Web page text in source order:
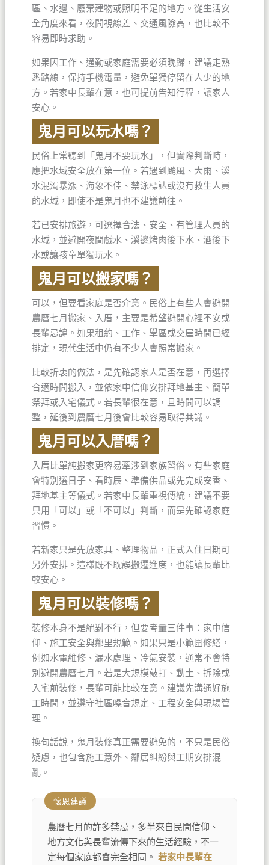
區、水邊、廢棄建物或照明不足的地方。從生活安
全角度來看，夜間視線差、交通風險高，也比較不
容易即時求助。
如果因工作、通勤或家庭需要必須晚歸，建議走熟
悉路線，保持手機電量，避免單獨停留在人少的地
方。若家中長輩在意，也可提前告知行程，讓家人
安心。
鬼月可以玩水嗎？
民俗上常聽到「鬼月不要玩水」，但實際判斷時，
應把水域安全放在第一位。若遇到颱風、大雨、溪
水混濁暴漲、海象不佳、禁泳標誌或沒有救生人員
的水域，即使不是鬼月也不建議前往。
若已安排旅遊，可選擇合法、安全、有管理人員的
水域，並避開夜間戲水、溪邊烤肉後下水、酒後下
水或讓孩童單獨玩水。
鬼月可以搬家嗎？
可以，但要看家庭是否介意。民俗上有些人會避開
農曆七月搬家、入厝，主要是希望避開心裡不安或
長輩忌諱。如果租約、工作、學區或交屋時間已經
排定，現代生活中仍有不少人會照常搬家。
比較折衷的做法，是先確認家人是否在意，再選擇
合適時間搬入，並依家中信仰安排拜地基主、簡單
祭拜或入宅儀式。若長輩很在意，且時間可以調
整，延後到農曆七月後會比較容易取得共識。
鬼月可以入厝嗎？
入厝比單純搬家更容易牽涉到家族習俗。有些家庭
會特別選日子、看時辰、準備供品或先完成安香、
拜地基主等儀式。若家中長輩重視傳統，建議不要
只用「可以」或「不可以」判斷，而是先確認家庭
習慣。
若新家只是先放家具、整理物品，正式入住日期可
另外安排。這樣既不耽誤搬遷進度，也能讓長輩比
較安心。
鬼月可以裝修嗎？
裝修本身不是絕對不行，但要考量三件事：家中信
仰、施工安全與鄰里規範。如果只是小範圍修繕，
例如水電維修、漏水處理、冷氣安裝，通常不會特
別避開農曆七月。若是大規模敲打、動土、拆除或
入宅前裝修，長輩可能比較在意。建議先溝通好施
工時間，並遵守社區噪音規定、工程安全與現場管
理。
換句話說，鬼月裝修真正需要避免的，不只是民俗
疑慮，也包含施工意外、鄰居糾紛與工期安排混
亂。
懷恩建議
農曆七月的許多禁忌，多半來自民間信仰、
地方文化與長輩流傳下來的生活經驗，不一
定每個家庭都會完全相同。若家中長輩在